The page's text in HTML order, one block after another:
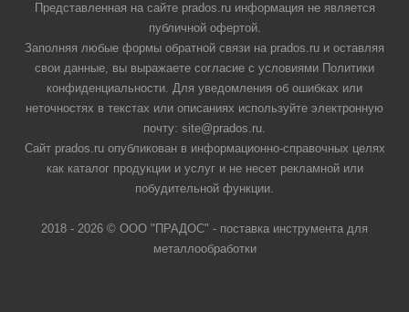
Представленная на сайте prados.ru информация не является
публичной офертой.
Заполняя любые формы обратной связи на prados.ru и оставляя
свои данные, вы выражаете согласие с условиями Политики
конфиденциальности. Для уведомления об ошибках или
неточностях в текстах или описаниях используйте электронную
почту: site@prados.ru.
Сайт prados.ru опубликован в информационно-справочных целях
как каталог продукции и услуг и не несет рекламной или
побудительной функции.
2018 - 2026 © ООО "ПРАДОС" - поставка инструмента для
металлообработки